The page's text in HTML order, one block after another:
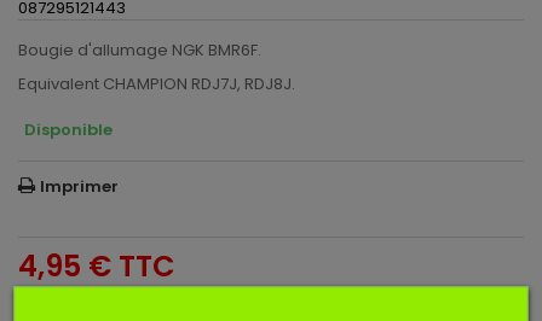
087295121443
Bougie d'allumage NGK BMR6F.
Equivalent CHAMPION RDJ7J, RDJ8J.
Disponible
Imprimer
4,95 € TTC